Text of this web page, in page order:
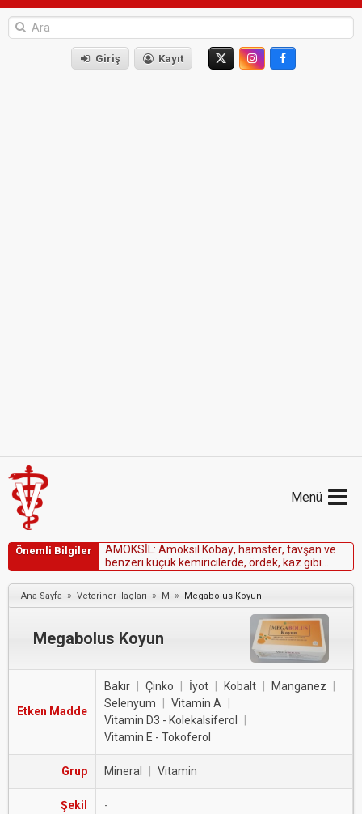
Giriş Kayıt
Menü
Önemli Bilgiler AMOKSİL: Amoksi Kobay, hamster, tavşan ve
benzeri küçük kemirici erde, ördek, kaz gibi
perdeayaklıkümeshayvanlarındaveatlarda
kullanılmamalıdır.
Ana Sayfa » Veteriner İlaçları » M » Megabolus Koyun
Megabolus Koyun
Etken Madde
Bakır Çinko İyot Kobalt Manganez
Selenyum
Vitamin A
Vitamin D3 - Kolekalsiferol
Vitamin E - Tokoferol
Grup Mineral Vitamin
Şekil -